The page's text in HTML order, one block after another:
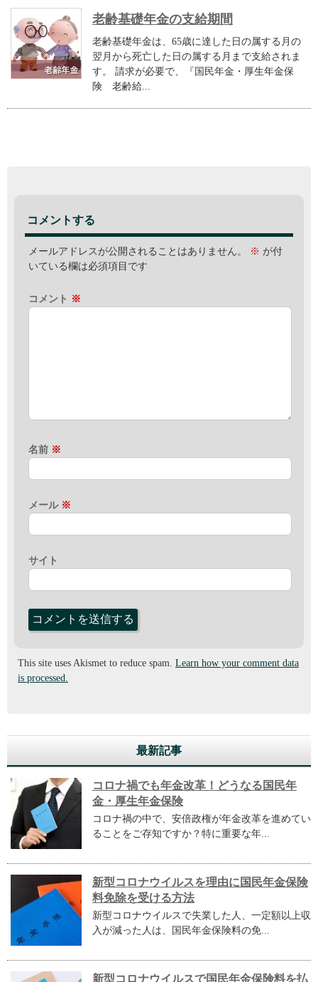
老齢基礎年金の支給期間
老齢基礎年金は、65歳に達した日の属する月の
翌月から死亡した日の属する月まで支給されま
す。 請求が必要で、『国民年金・厚生年金保
険 老齢給...
コメントする
メールアドレスが公開されることはありません。 ※ が付
いている欄は必須項目です
コメント ※
名前 ※
メール ※
サイト
This site uses Akismet to reduce spam. Learn how your comment data
is processed.
最新記事
コロナ禍でも年金改革！どうなる国民年
金・厚生年金保険
コロナ禍の中で、安倍政権が年金改革を進めてい
ることをご存知ですか？特に重要な年...
新型コロナウイルスを理由に国民年金保険
料免除を受ける方法
新型コロナウイルスで失業した人、一定額以上収
入が減った人は、国民年金保険料の免...
新型コロナウイルスで国民年金保険料を払